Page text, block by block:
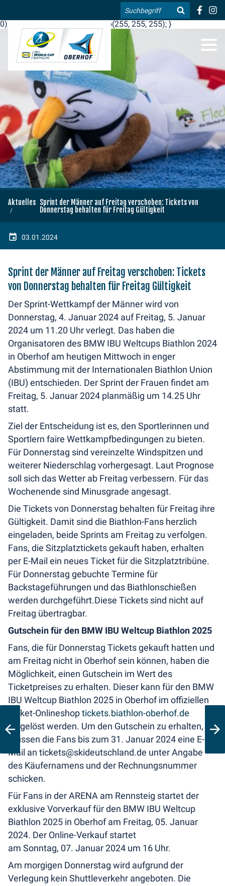
.blog-widgets__title { color: #ffffff; }:root { --toujou-media-
copyright-display: none; }:root { --overlay-font-color: rgb(255, 0,
0); }:root { --overlay-bg-color: rgb(255, 255, 255); }
Suche
EN
Aktuelles Sprint der Männer auf Freitag verschoben: Tickets von
Donnerstag behalten für Freitag Gültigkeit
03.01.2024
Sprint der Männer auf Freitag verschoben: Tickets
von Donnerstag behalten für Freitag Gültigkeit
Der Sprint-Wettkampf der Männer wird von
Donnerstag, 4. Januar 2024 auf Freitag, 5. Januar
2024 um 11.20 Uhr verlegt. Das haben die
Organisatoren des BMW IBU Weltcups Biathlon 2024
in Oberhof am heutigen Mittwoch in enger
Abstimmung mit der Internationalen Biathlon Union
(IBU) entschieden. Der Sprint der Frauen findet am
Freitag, 5. Januar 2024 planmäßig um 14.25 Uhr
statt.
Ziel der Entscheidung ist es, den Sportlerinnen und
Sportlern faire Wettkampfbedingungen zu bieten.
Für Donnerstag sind vereinzelte Windspitzen und
weiterer Niederschlag vorhergesagt. Laut Prognose
soll sich das Wetter ab Freitag verbessern. Für das
Wochenende sind Minusgrade angesagt.
Die Tickets von Donnerstag behalten für Freitag ihre
Gültigkeit. Damit sind die Biathlon-Fans herzlich
eingeladen, beide Sprints am Freitag zu verfolgen.
Fans, die Sitzplatztickets gekauft haben, erhalten
per E-Mail ein neues Ticket für die Sitzplatztribüne.
Für Donnerstag gebuchte Termine für
Backstageführungen und das Biathlonschießen
werden durchgeführt.Diese Tickets sind nicht auf
Freitag übertragbar.
Gutschein für den BMW IBU Weltcup Biathlon 2025
Fans, die für Donnerstag Tickets gekauft hatten und
am Freitag nicht in Oberhof sein können, haben die
Möglichkeit, einen Gutschein im Wert des
Ticketpreises zu erhalten. Dieser kann für den BMW
IBU Weltcup Biathlon 2025 in Oberhof im offiziellen
Ticket-Onlineshop tickets.biathlon-oberhof.de
eingelöst werden. Um den Gutschein zu erhalten,
müssen die Fans bis zum 31. Januar 2024 eine E-
Mail an tickets@skideutschland.de unter Angabe
des Käufernamens und der Rechnungsnummer
schicken.
Für Fans in der ARENA am Rennsteig startet der
exklusive Vorverkauf für den BMW IBU Weltcup
Biathlon 2025 in Oberhof am Freitag, 05. Januar
2024. Der Online-Verkauf startet
am Sonntag, 07. Januar 2024 um 16 Uhr.
Am morgigen Donnerstag wird aufgrund der
Verlegung kein Shuttleverkehr angeboten. Die